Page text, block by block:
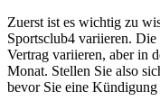
Zuerst ist es wichtig zu
Sportsclub4 variieren.
Vertrag variieren, aber in
Monat. Stellen Sie also
bevor Sie eine Kündigung